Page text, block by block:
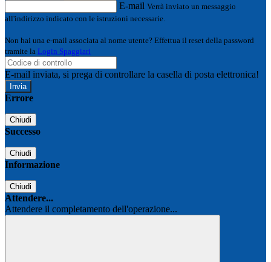
E-mail Verrà inviato un messaggio
all'indirizzo indicato con le istruzioni necessarie.
Non hai una e-mail associata al nome utente? Effettua il reset della password
tramite la Login Spaggiari
E-mail inviata, si prega di controllare la casella di posta elettronica!
Errore
Chiudi
Successo
Chiudi
Informazione
Chiudi
Attendere...
Attendere il completamento dell'operazione...